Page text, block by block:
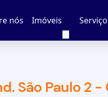
Imóveis
nós
São Paulo 2 -